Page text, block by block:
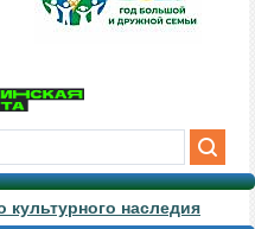
наследия